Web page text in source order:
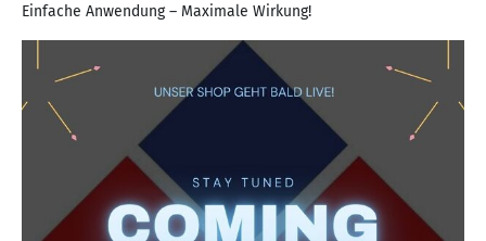
Einfache Anwendung – Maximale Wirkung!